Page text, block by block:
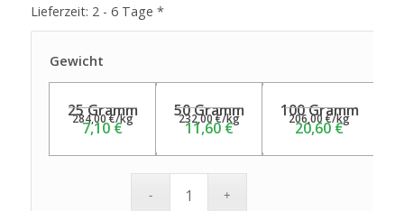
Lieferzeit: 2 - 6 Tage *
Gewicht
25 Gramm
7,10€
284,00€/kg
50 Gramm
11,60€
232,00€/kg
100 Gramm
20,60€
206,00€/kg